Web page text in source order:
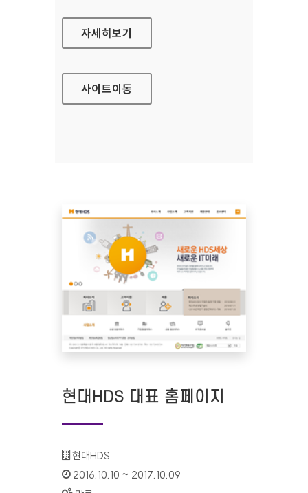
한국장애인고용공단 대표 홈페이지
자세히보기
사이트이동
현대HDS 대표 홈페이지
기관명 :
현대HDS
인증기간 :
2016.10.10 ~ 2017.10.09